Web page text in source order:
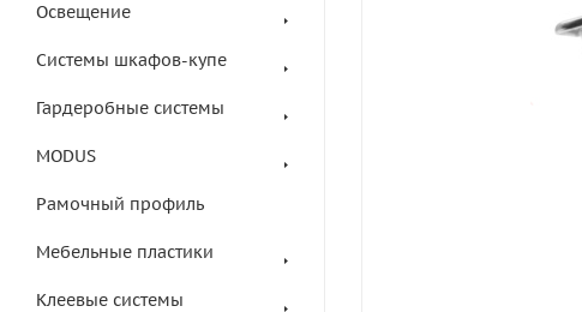
Освещение
Системы шкафов-купе
Гардеробные системы
MODUS
Рамочный профиль
Мебельные пластики
Клеевые системы